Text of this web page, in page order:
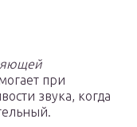
при
звука, когда